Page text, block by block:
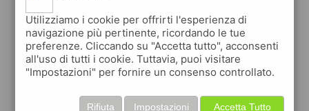
Utilizziamo i cookie per offrirti l'esperienza di
navigazione più pertinente, ricordando le tue
preferenze. Cliccando su "Accetta tutto", acconsenti
all'uso di tutti i cookie. Tuttavia, puoi visitare
"Impostazioni" per fornire un consenso controllato.
Accetta Tutto
Impostazioni
Rifiuta